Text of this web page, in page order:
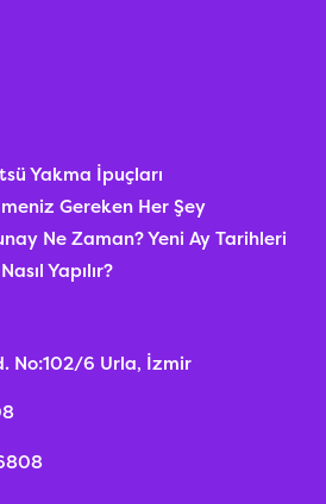
Yakma İpuçları
Gereken Her Şey
Ne Zaman? Yeni Ay Tarihleri
Yapılır?
No:102/6 Urla, İzmir